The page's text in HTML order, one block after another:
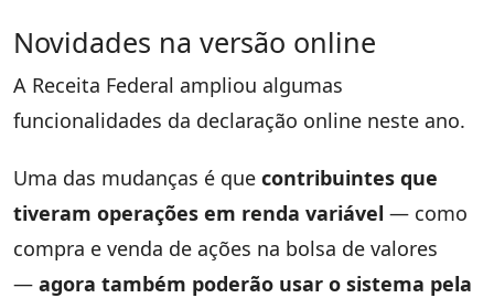
Novidades na versão online
A Receita Federal ampliou algumas
funcionalidades da declaração online neste ano.
Uma das mudanças é que contribuintes que
tiveram operações em renda variável — como
compra e venda de ações na bolsa de valores
— agora também poderão usar o sistema pela